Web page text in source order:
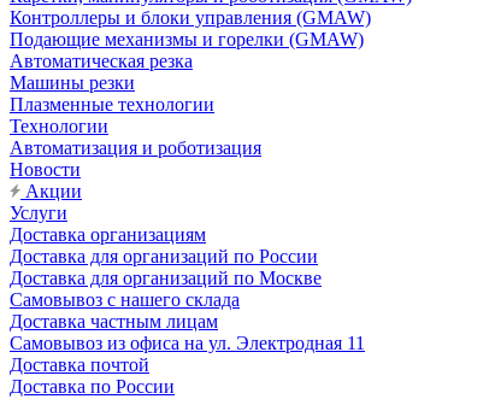
Контроллеры и блоки управления (GMAW)
Подающие механизмы и горелки (GMAW)
Автоматическая резка
Машины резки
Плазменные технологии
Технологии
Автоматизация и роботизация
Новости
Акции
Услуги
Доставка организациям
Доставка для организаций по России
Доставка для организаций по Москве
Самовывоз с нашего склада
Доставка частным лицам
Самовывоз из офиса на ул. Электродная 11
Доставка почтой
Доставка по России